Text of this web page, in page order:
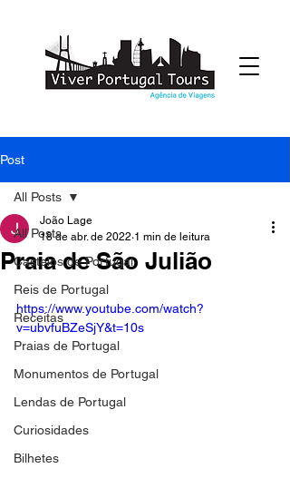
Post
All Posts
Castelos de Portugal
Reis de Portugal
Receitas
Praias de Portugal
Monumentos de Portugal
Lendas de Portugal
Curiosidades
Bilhetes
All Posts
Praia de São Julião
João Lage
18 de abr. de 2022 1 min de leitura
https://www.youtube.com/watch?
v=ubvfuBZeSjY&t=10s